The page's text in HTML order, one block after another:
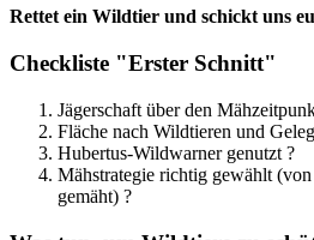
Rettet ein Wildtier und schickt uns
Checkliste "Erster Schnitt"
Jägerschaft über den
Fläche nach Wildtieren und
Hubertus-Wildwarner genutzt ?
Mähstrategie richtig gewählt
gemäht) ?